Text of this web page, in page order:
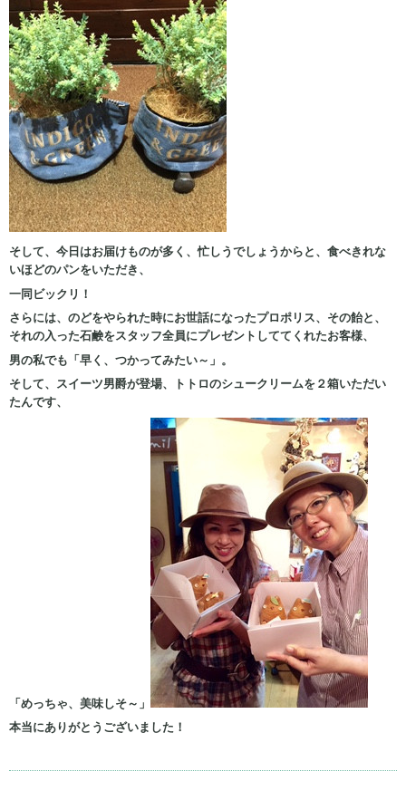
そして、今日はお届けものが多く、忙しうでしょうからと、食べきれな
いほどのパンをいただき、
一同ビックリ！
さらには、のどをやられた時にお世話になったプロポリス、その飴と、
それの入った石鹸をスタッフ全員にプレゼントしててくれたお客様、
男の私でも「早く、つかってみたい～」。
そして、スイーツ男爵が登場、トトロのシュークリームを２箱いただい
たんです、
「めっちゃ、美味しそ～」
本当にありがとうございました！